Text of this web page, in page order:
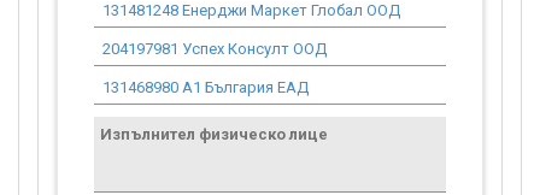
131481248 Енерджи Маркет Глобал ООД
204197981 Успех Консулт ООД
131468980 А1 България ЕАД
Изпълнител физическо лице